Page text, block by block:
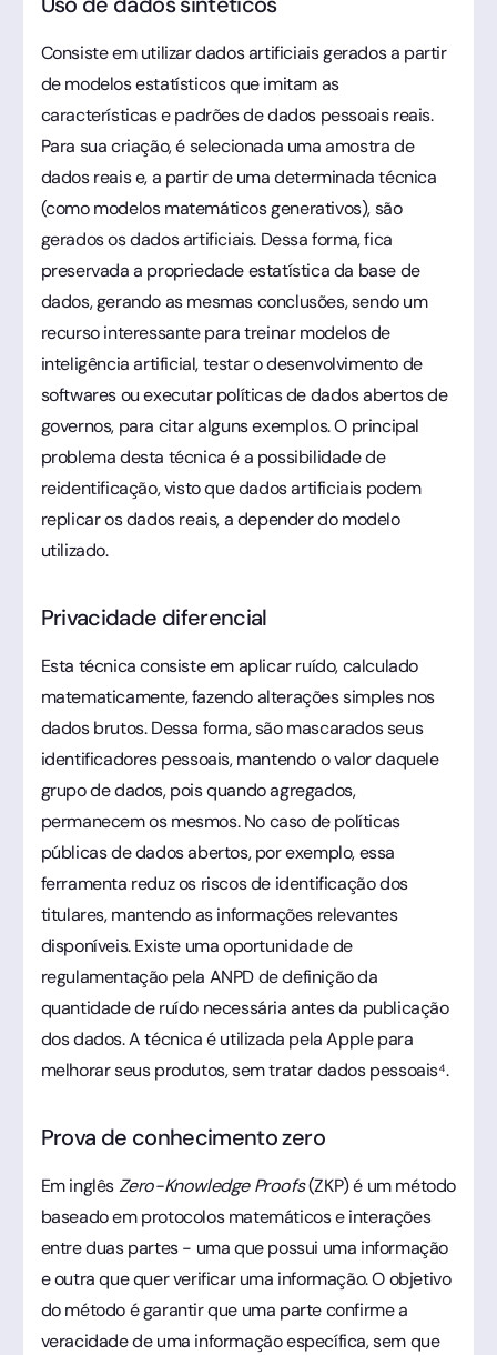
Consiste em utilizar dados artificiais gerados a partir
de modelos estatísticos que imitam as
características e padrões de dados pessoais reais.
Para sua criação, é selecionada uma amostra de
dados reais e, a partir de uma determinada técnica
(como modelos matemáticos generativos), são
gerados os dados artificiais. Dessa forma, fica
preservada a propriedade estatística da base de
dados, gerando as mesmas conclusões, sendo um
recurso interessante para treinar modelos de
inteligência artificial, testar o desenvolvimento de
softwares ou executar políticas de dados abertos de
governos, para citar alguns exemplos. O principal
problema desta técnica é a possibilidade de
reidentificação, visto que dados artificiais podem
replicar os dados reais, a depender do modelo
utilizado.
Privacidade diferencial
Esta técnica consiste em aplicar ruído, calculado
matematicamente, fazendo alterações simples nos
dados brutos. Dessa forma, são mascarados seus
identificadores pessoais, mantendo o valor daquele
grupo de dados, pois quando agregados,
permanecem os mesmos. No caso de políticas
públicas de dados abertos, por exemplo, essa
ferramenta reduz os riscos de identificação dos
titulares, mantendo as informações relevantes
disponíveis. Existe uma oportunidade de
regulamentação pela ANPD de definição da
quantidade de ruído necessária antes da publicação
dos dados. A técnica é utilizada pela Apple para
melhorar seus produtos, sem tratar dados pessoais⁴.
Prova de conhecimento zero
Em inglêsZero-Knowledge Proofs(ZKP) é um método
baseado em protocolos matemáticos e interações
entre duas partes - uma que possui uma informação
e outra que quer verificar uma informação. O objetivo
do método é garantir que uma parte confirme a
veracidade de uma informação específica, sem que